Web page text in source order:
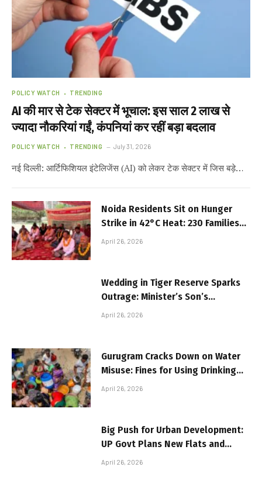
POLICY WATCH TRENDING
AI की मार से टेक सेक्टर में भूचाल: इस साल 2 लाख से
ज्यादा नौकरियां गईं, कंपनियां कर रहीं बड़ा बदलाव
POLICY WATCH TRENDING July 31, 2026
नई दिल्ली: आर्टिफिशियल इंटेलिजेंस (AI) को लेकर टेक सेक्टर में जिस बड़े…
Noida Residents Sit on Hunger
Strike in 42°C Heat: 230 Families
Demand Justice Over Incomplete
April 26, 2026
Wedding in Tiger Reserve Sparks
Outrage: Minister’s Son’s
Ceremony Triggers Environmental
April 26, 2026
Gurugram Cracks Down on Water
Misuse: Fines for Using Drinking
Water in Cleaning and Gardening
April 26, 2026
Big Push for Urban Development:
UP Govt Plans New Flats and
Commercial Hubs Across 10
April 26, 2026